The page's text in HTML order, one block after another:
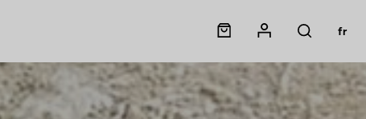
Panier
Mon compte
Rechercher
fr